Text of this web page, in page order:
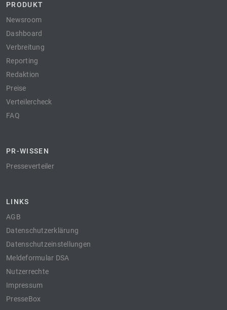
PRODUKT
Newsroom
Dashboard
Verbreitung
Reporting
Redaktion
Preise
Verteilercheck
FAQ
PR-WISSEN
Presseverteiler
LINKS
AGB
Datenschutzerklärung
Datenschutzeinstellungen
Meldeformular DSA
Nutzerrechte
Impressum
PresseBox